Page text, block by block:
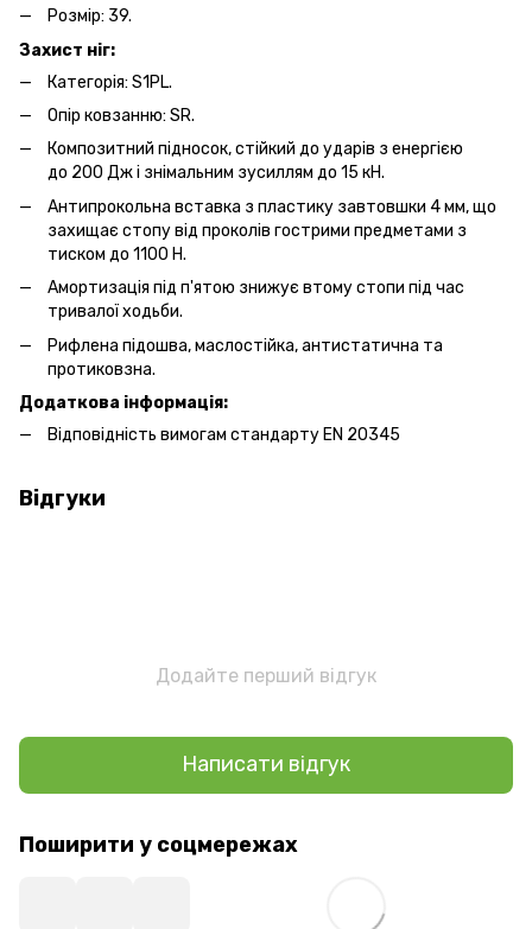
Розмір: 39.
Захист ніг:
Категорія: S1PL.
Опір ковзанню: SR.
Композитний підносок, стійкий до ударів з енергією
до 200 Дж і знімальним зусиллям до 15 кН.
Антипрокольна вставка з пластику завтовшки 4 мм, що
захищає стопу від проколів гострими предметами з
тиском до 1100 Н.
Амортизація під п'ятою знижує втому стопи під час
тривалої ходьби.
Рифлена підошва, маслостійка, антистатична та
протиковзна.
Додаткова інформація:
Відповідність вимогам стандарту EN 20345
Відгуки
Додайте перший відгук
Написати відгук
Поширити у соцмережах